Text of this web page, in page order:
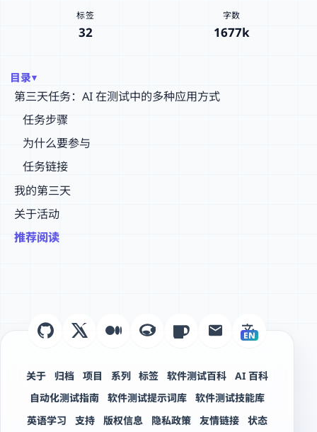
标签
32
字数
1677k
目录
第三天任务：AI 在测试中的多种应用方式
任务步骤
为什么要参与
任务链接
我的第三天
关于活动
推荐阅读
EN
关于 归档 项目 系列 标签 软件测试百科
AI 百科
自动化测试指南
软件测试提示词库
软件测试技能库
英语学习
支持 版权信息 隐私政策 友情链接 状态